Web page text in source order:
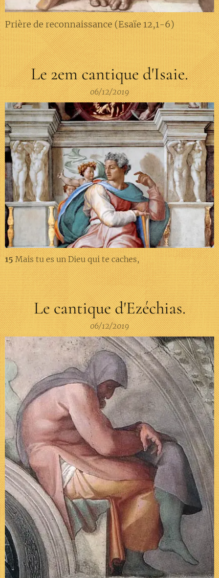
Prière de reconnaissance (Esaïe 12,1-6)
Le 2em cantique d'Isaie.
06/12/2019
15Mais tu es un Dieu qui te caches,
Le cantique d'Ezéchias.
06/12/2019